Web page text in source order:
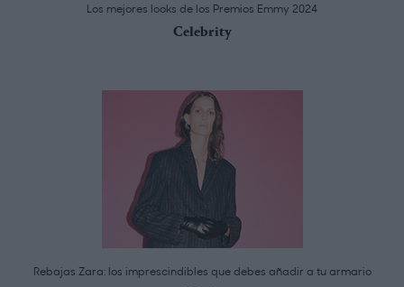
Los mejores looks de los Premios Emmy 2024
Celebrity
Rebajas Zara: los imprescindibles que debes añadir a tu armario